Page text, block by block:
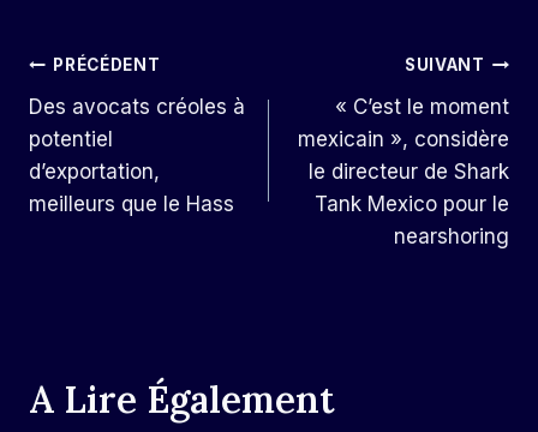
Navigation
De
L’article
PRÉCÉDENT
Des avocats créoles à
potentiel
d’exportation,
meilleurs que le Hass
SUIVANT
« C’est le moment
mexicain », considère
le directeur de Shark
Tank Mexico pour le
nearshoring
A Lire Également